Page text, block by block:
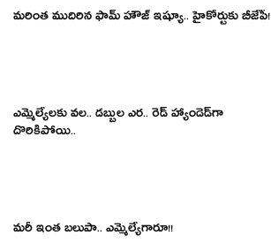
మ‌రింత ముదిరిన ఫామ్ హౌజ్ ఇష్యూ.. హైకోర్టుకు బీజేపీ!
ఎమ్మెల్యేల‌కు వ‌ల‌.. డ‌బ్బుల ఎర‌.. రెడ్ హ్యాండెడ్‌గా
దొరికిపోయి..
మ‌రీ ఇంత బ‌లుపా.. ఎమ్మెల్యేగారూ!!